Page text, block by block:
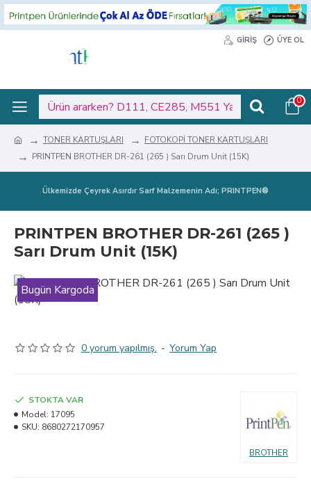
GIRIŞ ÜYE OL
0
TONER KARTUŞLARI
FOTOKOPİ TONER KARTUŞLARI
PRINTPEN BROTHER DR-261 (265 ) Sarı Drum Unit (15K)
Ülkemizde Çeyrek Asırdır Sarf Malzemenin Adı; PRINTPEN®
PRINTPEN BROTHER DR-261 (265 )
Sarı Drum Unit (15K)
Bugün Kargoda
0 yorum yapılmış. - Yorum Yap
STOKTA VAR
Model: 17095
SKU: 8680272170957
BROTHER